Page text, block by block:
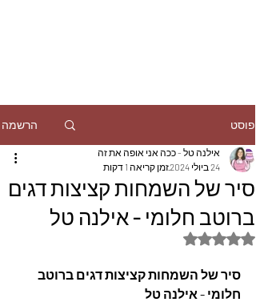
פוסט הרשמה
סיר של השמחות קציצות דגים
ברוטב חלומי - אילנה טל
אילנה טל - ככה אני אופה את זה
24 ביולי 2024
זמן קריאה 1 דקות
דירוג של NaN מתוך 5 כוכבים
סיר של השמחות קציצות דגים ברוטב
חלומי - אילנה טל